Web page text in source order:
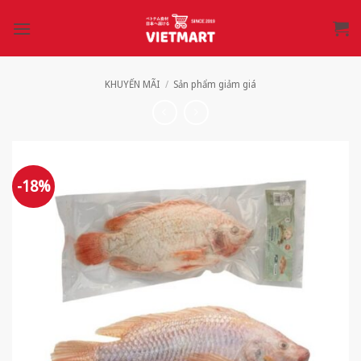
qua
KHUYẾN MÃI / Sản phẩm giảm giá
-18%